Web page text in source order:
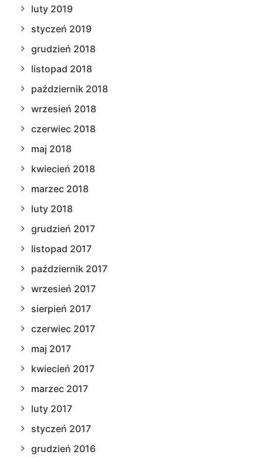
luty 2019
styczeń 2019
grudzień 2018
listopad 2018
październik 2018
wrzesień 2018
czerwiec 2018
maj 2018
kwiecień 2018
marzec 2018
luty 2018
grudzień 2017
listopad 2017
październik 2017
wrzesień 2017
sierpień 2017
czerwiec 2017
maj 2017
kwiecień 2017
marzec 2017
luty 2017
styczeń 2017
grudzień 2016